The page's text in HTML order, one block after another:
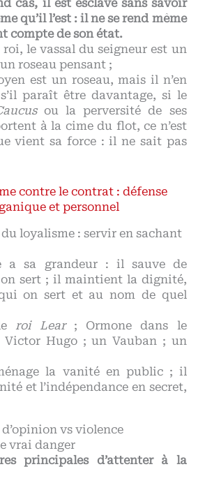
cas, il est esclave sans savoir
qu’il l’est : il ne se rend même
compte de son état.
le vassal du seigneur est un
roseau pensant ;
est un roseau, mais il n’en
paraît être davantage, si le
ou la perversité de ses
à la cime du flot, ce n’est
vient sa force : il ne sait pas
contre le contrat : défense
et personnel
loyalisme : servir en sachant
a sa grandeur : il sauve de
on sert ; il maintient la dignité,
on sert et au nom de quel
roi Lear; Ormone dans le
Hugo ; un Vauban ; un
la vanité en public ; il
et l’indépendance en secret,
vs violence
vrai danger
principales d’attenter à la